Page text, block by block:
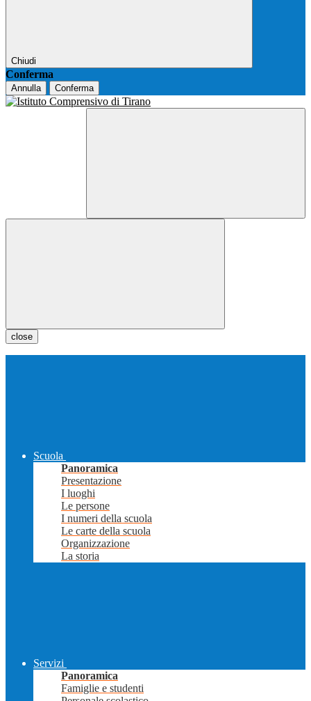
Chiudi
Conferma
Annulla Conferma
close
Scuola
Panoramica
Presentazione
I luoghi
Le persone
I numeri della scuola
Le carte della scuola
Organizzazione
La storia
Servizi
Panoramica
Famiglie e studenti